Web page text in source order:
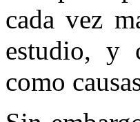
cada vez
estudio, y
como